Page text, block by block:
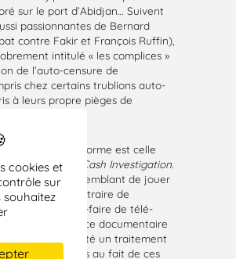
cookies et
sur
souhaitez
sur le port d’Abidjan… Suivent
passionnantes de Bernard
contre Fakir et François Ruffin),
intitulé « les complices »
de l’auto-censure de
chez certains trublions auto-
à leurs propre pièges de
montage : la forme est celle
façon
Cash Investigation.
ne font pas semblant de jouer
au contraire de
leur savoir-faire de télé-
peu la limite de ce documentaire
sans doute mérité un traitement
pour qui n’est pas au fait de ces